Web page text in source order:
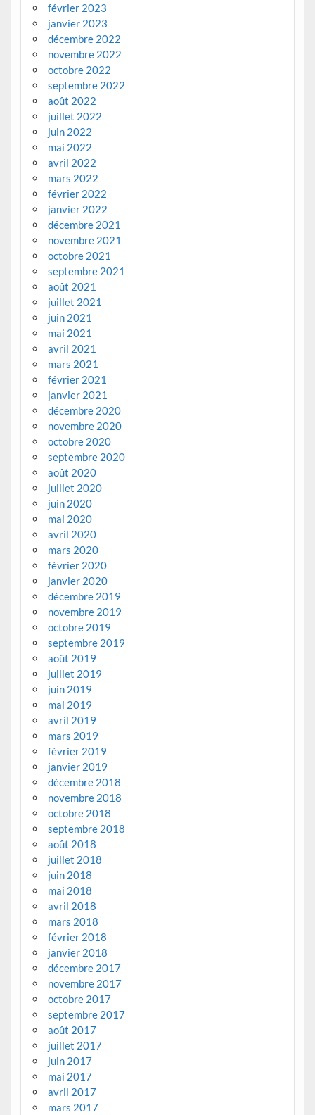
février 2023
janvier 2023
décembre 2022
novembre 2022
octobre 2022
septembre 2022
août 2022
juillet 2022
juin 2022
mai 2022
avril 2022
mars 2022
février 2022
janvier 2022
décembre 2021
novembre 2021
octobre 2021
septembre 2021
août 2021
juillet 2021
juin 2021
mai 2021
avril 2021
mars 2021
février 2021
janvier 2021
décembre 2020
novembre 2020
octobre 2020
septembre 2020
août 2020
juillet 2020
juin 2020
mai 2020
avril 2020
mars 2020
février 2020
janvier 2020
décembre 2019
novembre 2019
octobre 2019
septembre 2019
août 2019
juillet 2019
juin 2019
mai 2019
avril 2019
mars 2019
février 2019
janvier 2019
décembre 2018
novembre 2018
octobre 2018
septembre 2018
août 2018
juillet 2018
juin 2018
mai 2018
avril 2018
mars 2018
février 2018
janvier 2018
décembre 2017
novembre 2017
octobre 2017
septembre 2017
août 2017
juillet 2017
juin 2017
mai 2017
avril 2017
mars 2017